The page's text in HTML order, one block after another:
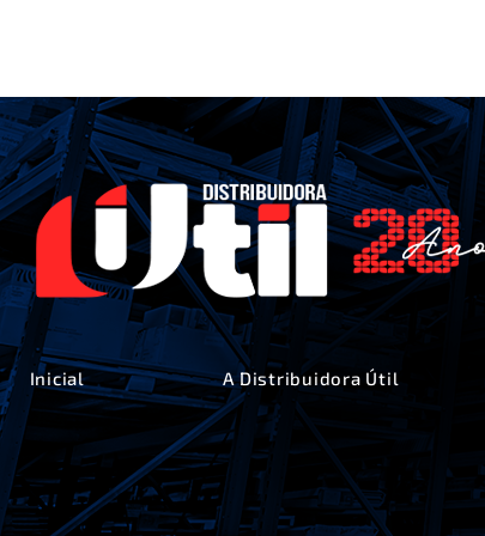
Inicial A Distribuidora Útil